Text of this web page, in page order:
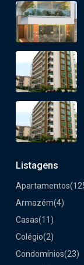
Listagens
Apartamentos
Armazém(4)
Casas(11)
Colégio(2)
Condomínios(23)